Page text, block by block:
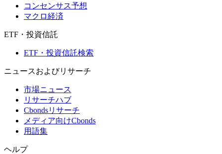
コンセンサス予想
マクロ経済
ETF・投資信託
ETF・投資信託検索
ニュースおよびリサーチ
市場ニュース
リサーチハブ
Cbondsリサーチ
メディア向けCbonds
用語集
ヘルプ